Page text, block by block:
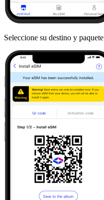
Seleccione su destino y paquete